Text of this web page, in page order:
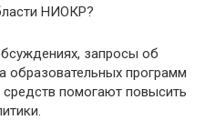
НИОКР?
запросы об
программ
помогают повысить